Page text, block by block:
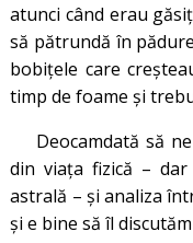
atunci când erau
să pătrundă în
bobițele care
timp de foame și
Deocamdată să
din viața fizică –
astrală – și analiza
și e bine să îl